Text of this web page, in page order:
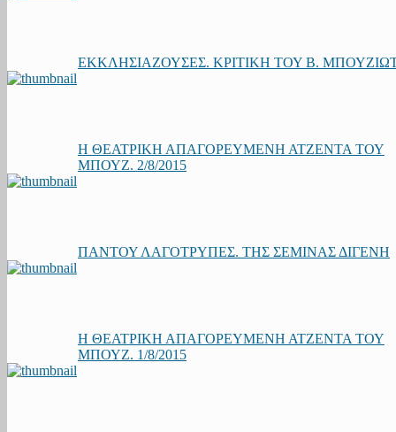
ΕΚΚΛΗΣΙΑΖΟΥΣΕΣ. ΚΡΙΤΙΚΗ ΤΟΥ Β.
Η ΘΕΑΤΡΙΚΗ ΑΠΑΓΟΡΕΥΜΕΝΗ ΑΤΖΕΝΤΑ ΤΟΥ
ΜΠΟΥΖ. 2/8/2015
ΠΑΝΤΟΥ ΛΑΓΟΤΡΥΠΕΣ. ΤΗΣ ΣΕΜΙΝΑΣ ΔΙΓΕΝΗ
Η ΘΕΑΤΡΙΚΗ ΑΠΑΓΟΡΕΥΜΕΝΗ ΑΤΖΕΝΤΑ ΤΟΥ
ΜΠΟΥΖ. 1/8/2015